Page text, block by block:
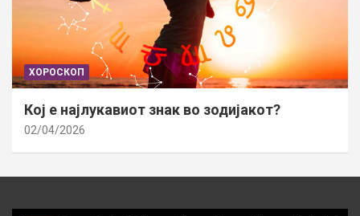
ХОРОСКОП
Кој е најлукавиот знак во зодијакот?
02/04/2026